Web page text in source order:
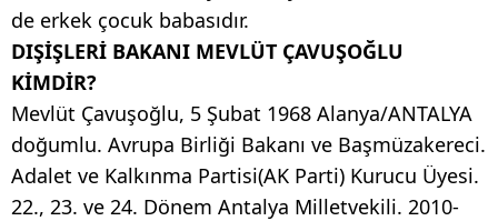
de erkek çocuk babasıdır.
DIŞİŞLERİ BAKANI MEVLÜT ÇAVUŞOĞLU
KİMDİR?
Mevlüt Çavuşoğlu, 5 Şubat 1968 Alanya/ANTALYA
doğumlu. Avrupa Birliği Bakanı ve Başmüzakereci.
Adalet ve Kalkınma Partisi(AK Parti) Kurucu Üyesi.
22., 23. ve 24. Dönem Antalya Milletvekili. 2010-